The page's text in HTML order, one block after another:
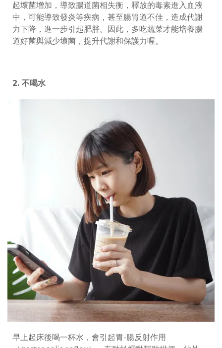
起壞菌增加，導致腸道菌相失衡，釋放的毒素進入血液
中，可能導致發炎等疾病，甚至腸胃道不佳，造成代謝
力下降，進一步引起肥胖。因此，多吃蔬菜才能培養腸
道好菌與減少壞菌，提升代謝和保護力喔。
2. 不喝水
早上起床後喝一杯水，會引起胃-腸反射作用